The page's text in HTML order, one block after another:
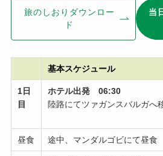
旅のしおりダウンロー
ド
当
基本スケジュール
1日
目
ホテル出発 06:30
陸路にてツァガンスバルガへ
昼食 途中、マンダルゴビにて昼食